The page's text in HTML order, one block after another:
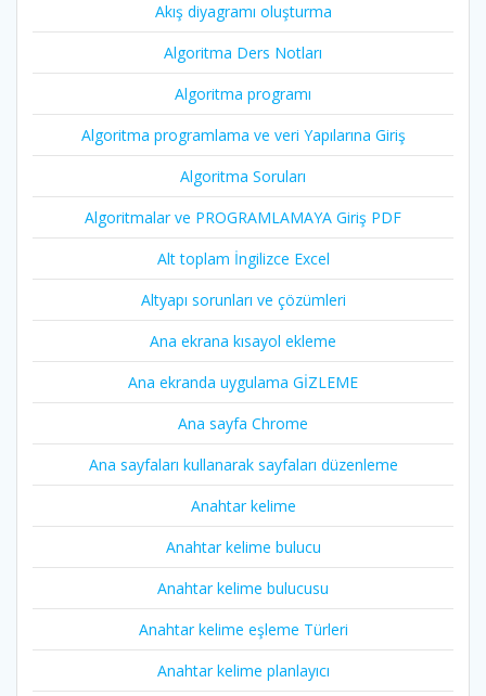
Akış diyagramı oluşturma
Algoritma Ders Notları
Algoritma programı
Algoritma programlama ve veri Yapılarına Giriş
Algoritma Soruları
Algoritmalar ve PROGRAMLAMAYA Giriş PDF
Alt toplam İngilizce Excel
Altyapı sorunları ve çözümleri
Ana ekrana kısayol ekleme
Ana ekranda uygulama GİZLEME
Ana sayfa Chrome
Ana sayfaları kullanarak sayfaları düzenleme
Anahtar kelime
Anahtar kelime bulucu
Anahtar kelime bulucusu
Anahtar kelime eşleme Türleri
Anahtar kelime planlayıcı